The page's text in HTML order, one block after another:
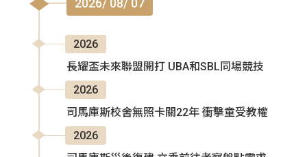
2026/ 08/ 07
2026
長耀盃未來聯盟開打 UBA和SBL同場競技
2026
司馬庫斯校舍無照卡關22年 衝擊童受教權
2026